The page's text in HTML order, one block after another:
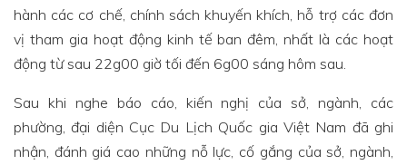
hành các cơ chế, chính sách khuyến khích, hỗ trợ các đơn
vị tham gia hoạt động kinh tế ban đêm, nhất là các hoạt
động từ sau 22g00 giờ tối đến 6g00 sáng hôm sau.
Sau khi nghe báo cáo, kiến nghị của sở, ngành, các
phường, đại diện Cục Du Lịch Quốc gia Việt Nam đã ghi
nhận, đánh giá cao những nỗ lực, cố gắng của sở, ngành,